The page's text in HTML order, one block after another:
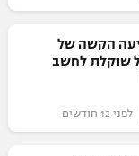
הקשה של
שוקלת לחשב